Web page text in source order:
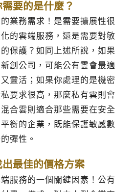
要的是什麼？
業務需求！是需要擴展性很
的雲端服務，還是需要對敏
保護？如同上述所說，如果
創公司，可能公有雲會最適
靈活；如果你處理的是機密
要求很高，那麼私有雲則會
合雲則適合那些需要在安全
衡的企業，既能保護敏感數
彈性。
最佳的價格方案
服務的一個關鍵因素！公有